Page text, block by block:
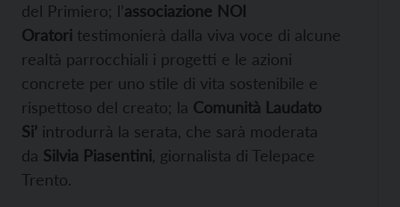
del Primiero; l’associazione NOI
Oratori testimonierà dalla viva voce di alcune
realtà parrocchiali i progetti e le azioni
concrete per uno stile di vita sostenibile e
rispettoso del creato; la Comunità Laudato
Si’ introdurrà la serata, che sarà moderata
da Silvia Piasentini , giornalista di Telepace
Trento.